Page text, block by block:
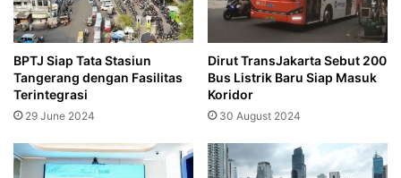
BPTJ Siap Tata Stasiun
Tangerang dengan Fasilitas
Terintegrasi
29 June 2024
Dirut TransJakarta Sebut 200
Bus Listrik Baru Siap Masuk
Koridor
30 August 2024